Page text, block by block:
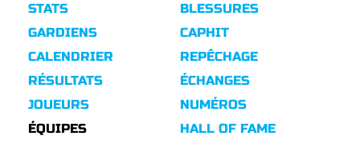
STATS
GARDIENS
CALENDRIER
RÉSULTATS
BLESSURES
CAPHIT
REPÊCHAGE
ÉCHANGES
JOUEURS
ÉQUIPES
NUMÉROS
HALL OF FAME